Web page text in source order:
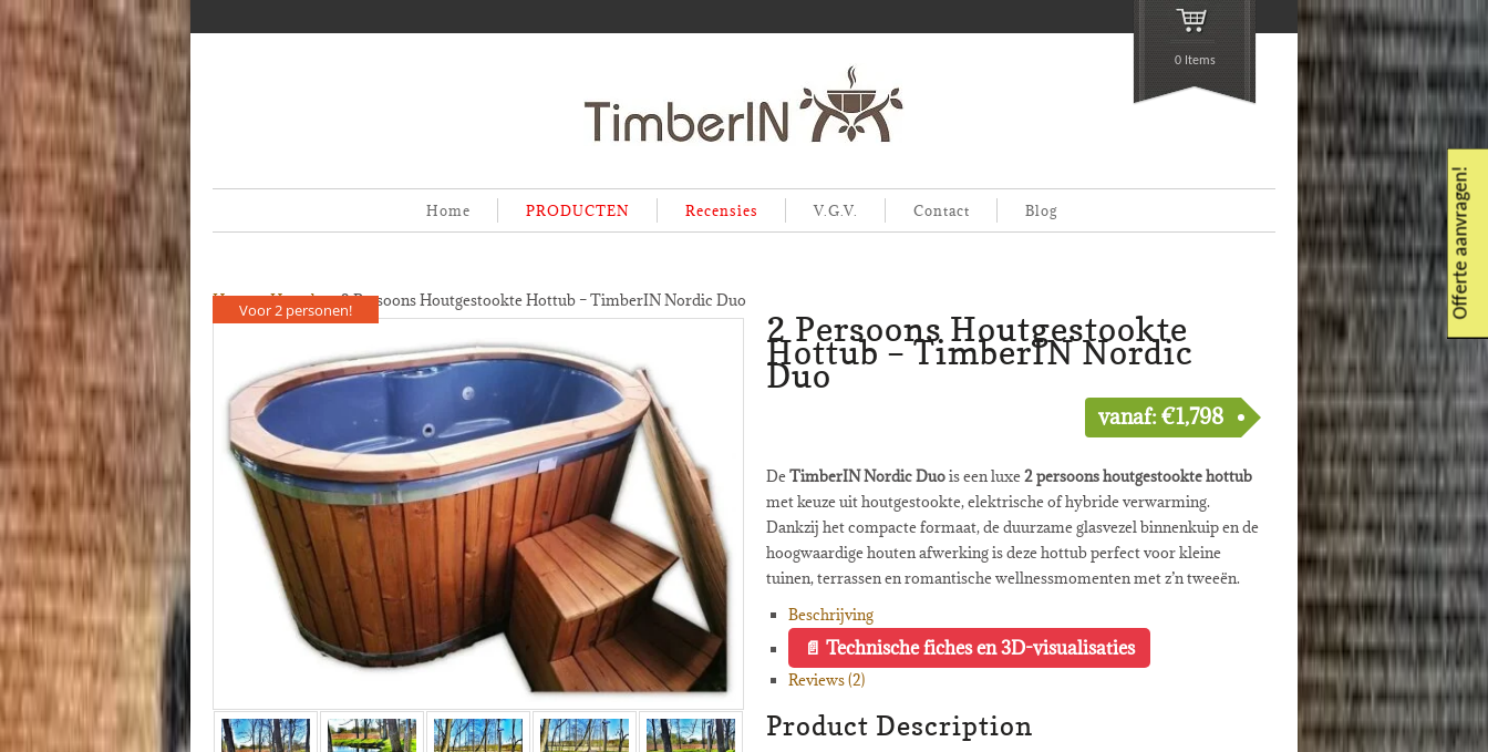
0 Items
Home PRODUCTEN Recensies V.G.V. Contact Blog
Home»Hottubs»2 Persoons Houtgestookte Hottub – TimberIN Nordic Duo
Voor 2 personen! 2 Persoons Houtgestookte
Hottub – TimberIN Nordic
Duo
vanaf:€1,798
DeTimberIN Nordic Duois een luxe2 persoons houtgestookte hottub
met keuze uit houtgestookte, elektrische of hybride verwarming.
Dankzij het compacte formaat, de duurzame glasvezel binnenkuip en de
hoogwaardige houten afwerking is deze hottub perfect voor kleine
tuinen, terrassen en romantische wellnessmomenten met z’n tweeën.
Beschrijving
Technische fiches en 3D-visualisaties
Reviews (2)
Product Description
Offerte aanvragen!